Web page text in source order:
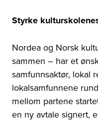
Styrke
Nordea og Norsk
sammen – har et
samfunnsaktør, lokal
lokalsamfunnene
mellom partene
en ny avtale signert,